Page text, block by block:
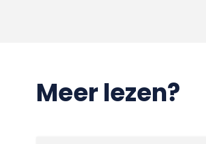
Meer lezen?